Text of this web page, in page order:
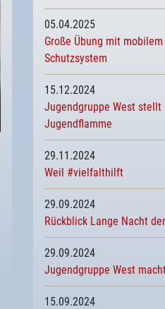
05.04.2025
Große Übung mit
Schutzsystem
15.12.2024
Jugendgruppe West stellt
Jugendflamme
29.11.2024
Weil #vielfalthilft
29.09.2024
Rückblick Lange Nacht
29.09.2024
Jugendgruppe West
15.09.2024